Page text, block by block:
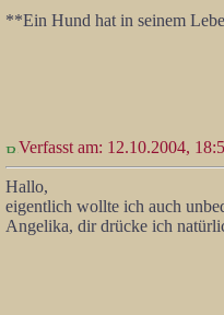
**Ein Hund hat in seinem
Verfasst am: 12.10.2004,
Hallo,
eigentlich wollte ich auch
Angelika, dir drücke ich